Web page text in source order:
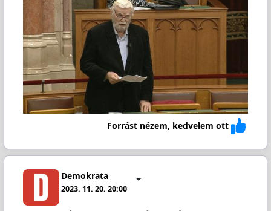
Forrást nézem, kedvelem ott
Demokrata
2023. 11. 20. 20:00